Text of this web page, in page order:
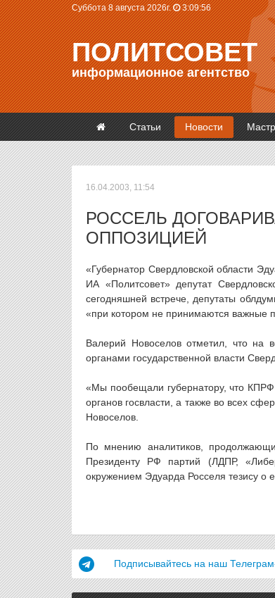
Суббота 8 августа 2026г. 3:09:56
ПОЛИТСОВЕТ
информационное агентство
Статьи Новости
16.04.2003, 11:54
РОССЕЛЬ
ОППОЗИЦИЕЙ
«Губернатор Cвердловской области
ИА «Политсовет» депутат
сегодняшней встрече, депутаты
«при котором не принимаются важные
Валерий Новоселов отметил, что на
органами государственной власти
«Мы пообещали губернатору, что КПРФ
органов госвласти, а также во всех
Новоселов.
По мнению аналитиков,
Президенту РФ партий (ЛДПР,
окружением Эдуарда Росселя тезису о
Подписывайтесь на наш